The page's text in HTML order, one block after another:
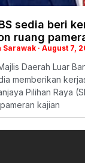
sedia beri
ruang
Sarawak August 7,
Daerah Luar
memberikan
Pilihan Raya
kajian